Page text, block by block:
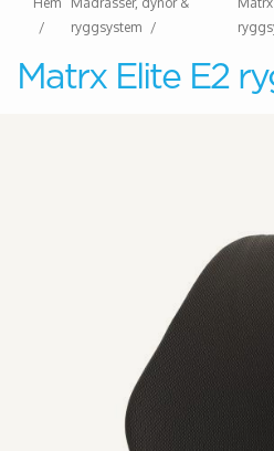
ryggsystem
Matrx Elite E2